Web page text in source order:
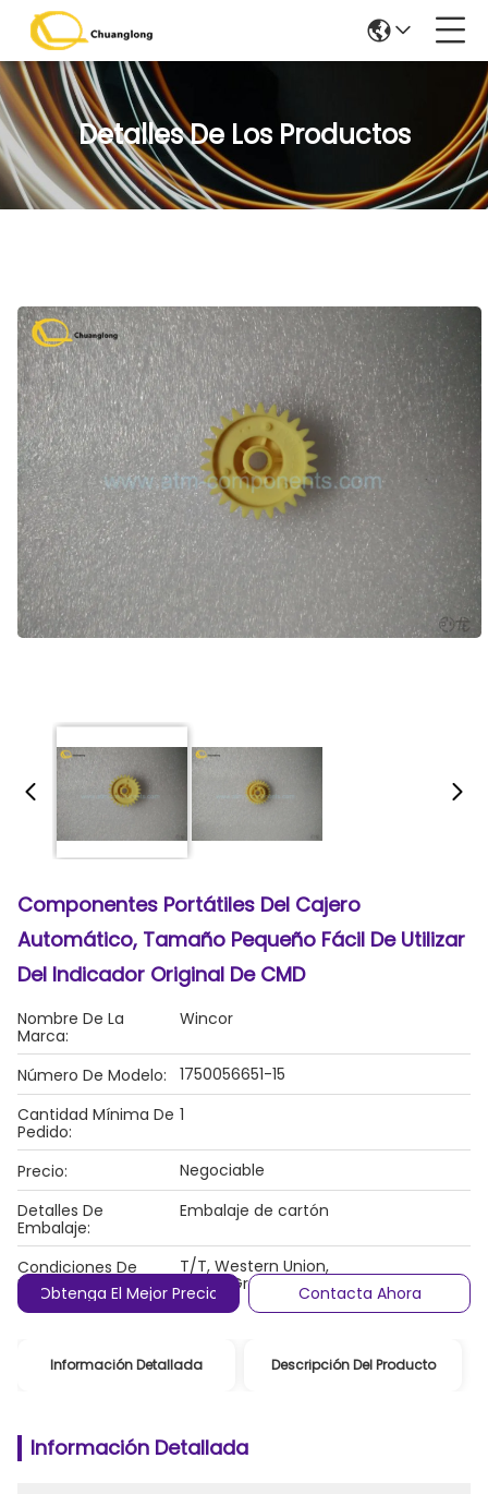
Detalles De Los Productos
Componentes Portátiles Del Cajero
Automático, Tamaño Pequeño Fácil De Utilizar
Del Indicador Original De CMD
Nombre De La
Marca:
Wincor
Número De Modelo:
1750056651-15
Cantidad Mínima De
Pedido:
1
Precio:
Negociable
Detalles De
Embalaje:
Embalaje de cartón
Condiciones De
Pago:
T/T, Western Union,
MoneyGram/PayPal
Obtenga El Mejor Precio Contacta Ahora
Información Detallada Descripción Del Producto
Información Detallada